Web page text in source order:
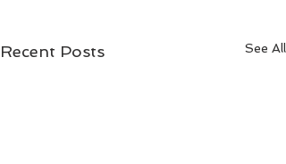
Recent Posts See All